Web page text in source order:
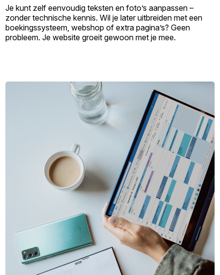
Je kunt zelf eenvoudig teksten en foto’s aanpassen –
zonder technische kennis. Wil je later uitbreiden met een
boekingssysteem, webshop of extra pagina’s? Geen
probleem. Je website groeit gewoon met je mee.